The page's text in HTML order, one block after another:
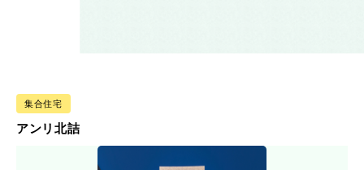
集合住宅
アンリ北詰